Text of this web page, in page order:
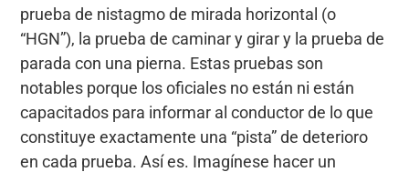
prueba de nistagmo de mirada horizontal (o
“HGN”), la prueba de caminar y girar y la prueba de
parada con una pierna. Estas pruebas son
notables porque los oficiales no están ni están
capacitados para informar al conductor de lo que
constituye exactamente una “pista” de deterioro
en cada prueba. Así es. Imagínese hacer un